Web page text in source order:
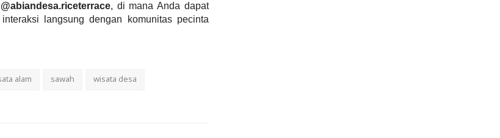
@abiandesa.riceterrace, di mana Anda dapat
langsung dengan komunitas pecinta
alam sawah wisata desa